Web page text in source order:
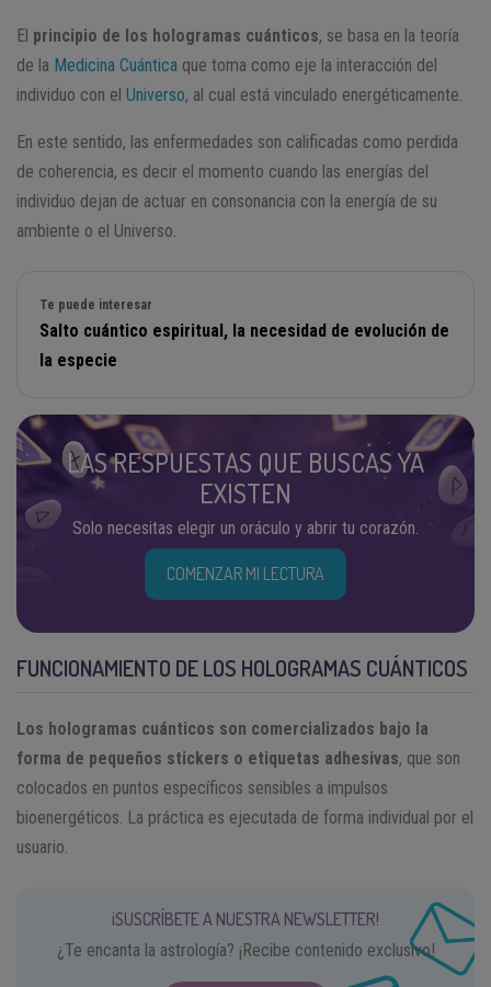
El principio de los hologramas cuánticos, se basa en la teoría
de la Medicina Cuántica que toma como eje la interacción del
individuo con el Universo, al cual está vinculado energéticamente.
En este sentido, las enfermedades son calificadas como perdida
de coherencia, es decir el momento cuando las energías del
individuo dejan de actuar en consonancia con la energía de su
ambiente o el Universo.
Te puede interesar
Salto cuántico espiritual, la necesidad de evolución de
la especie
LAS RESPUESTAS QUE BUSCAS YA
EXISTEN
Solo necesitas elegir un oráculo y abrir tu corazón.
COMENZAR MI LECTURA
FUNCIONAMIENTO DE LOS HOLOGRAMAS CUÁNTICOS
Los hologramas cuánticos son comercializados bajo la
forma de pequeños stickers o etiquetas adhesivas, que son
colocados en puntos específicos sensibles a impulsos
bioenergéticos. La práctica es ejecutada de forma individual por el
usuario.
¡SUSCRÍBETE A NUESTRA NEWSLETTER!
¿Te encanta la astrología? ¡Recibe contenido exclusivo!